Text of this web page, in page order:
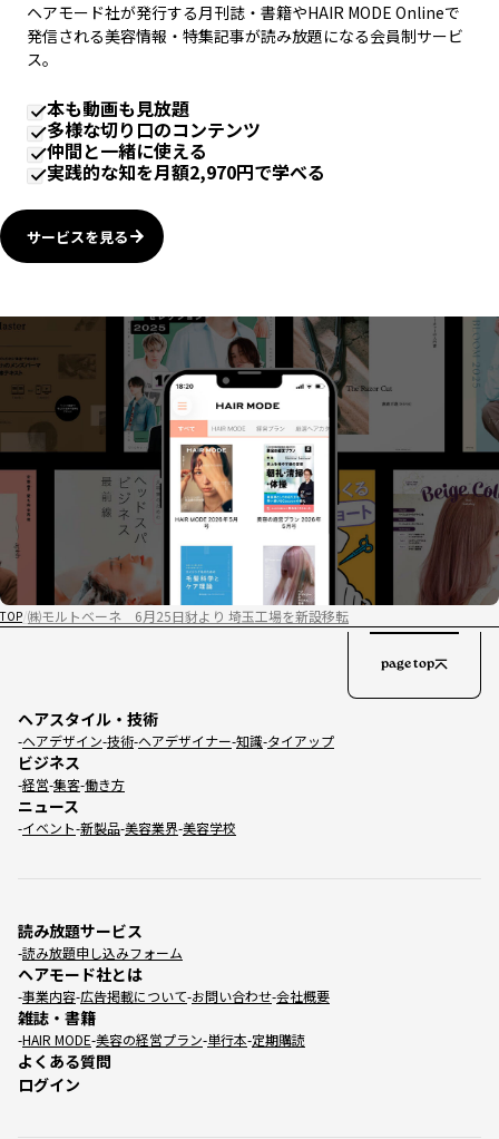
ヘアモード社が発行する月刊誌・書籍やHAIR MODE Onlineで
発信される美容情報・特集記事が読み放題になる会員制サービ
ス。
本も動画も見放題
多様な切り口のコンテンツ
仲間と一緒に使える
実践的な知を月額2,970円で学べる
サービスを見る
TOP ㈱モルトベーネ 6月25日豺より 埼玉工場を新設移転
ヘアスタイル・技術
ヘアデザイン 技術 ヘアデザイナー 知識 タイアップ
ビジネス
経営 集客 働き方
ニュース
イベント 新製品 美容業界 美容学校
読み放題サービス
読み放題申し込みフォーム
ヘアモード社とは
事業内容 広告掲載について お問い合わせ 会社概要
雑誌・書籍
HAIR MODE 美容の経営プラン 単行本 定期購読
よくある質問
ログイン
page top